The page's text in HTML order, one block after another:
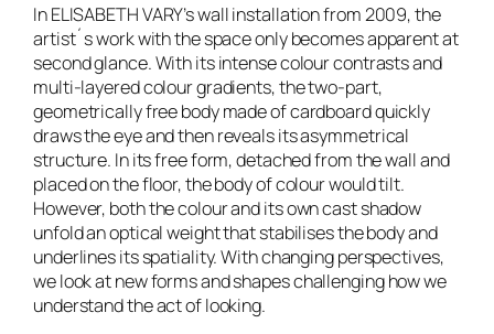
In ELISABETH VARY’s wall installation from 2009, the
artist´s work with the space only becomes apparent at
second glance. With its intense colour contrasts and
multi-layered colour gradients, the two-part,
geometrically free body made of cardboard quickly
draws the eye and then reveals its asymmetrical
structure. In its free form, detached from the wall and
placed on the floor, the body of colour would tilt.
However, both the colour and its own cast shadow
unfold an optical weight that stabilises the body and
underlines its spatiality. With changing perspectives,
we look at new forms and shapes challenging how we
understand the act of looking.